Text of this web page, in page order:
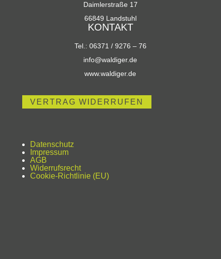
Daimlerstraße 17
66849 Landstuhl
KONTAKT
Tel.: 06371 / 9276 – 76
info@waldiger.de
www.waldiger.de
VERTRAG WIDERRUFEN
Datenschutz
Impressum
AGB
Widerrufsrecht
Cookie-Richtlinie (EU)